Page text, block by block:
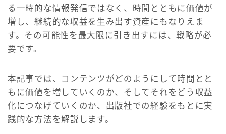
る一時的な情報発信ではなく、時間とともに価値が
増し、継続的な収益を生み出す資産にもなりえま
す。その可能性を最大限に引き出すには、戦略が必
要です。
本記事では、コンテンツがどのようにして時間とと
もに価値を増していくのか、そしてそれをどう収益
化につなげていくのか、出版社での経験をもとに実
践的な方法を解説します。